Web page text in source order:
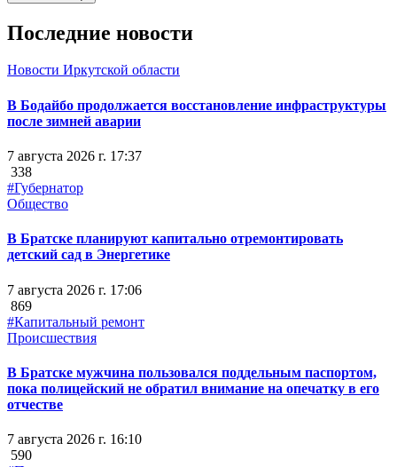
Последние новости
Новости Иркутской области
В Бодайбо продолжается восстановление инфраструктуры
после зимней аварии
7 августа 2026 г. 17:37
338
#Губернатор
Общество
В Братске планируют капитально отремонтировать
детский сад в Энергетике
7 августа 2026 г. 17:06
869
#Капитальный ремонт
Происшествия
В Братске мужчина пользовался поддельным паспортом,
пока полицейский не обратил внимание на опечатку в его
отчестве
7 августа 2026 г. 16:10
590